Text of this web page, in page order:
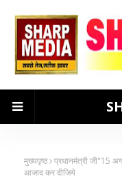
मुख्यपृष्ठ प्रधानमंत्री जी"15
आजाद कर दीजिये